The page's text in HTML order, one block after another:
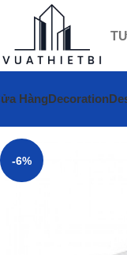
HàngDecoration
-6%